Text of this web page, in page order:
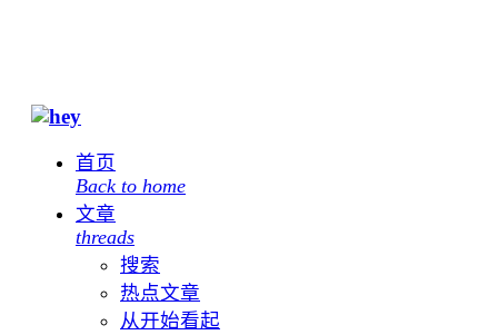
首页
Back to home
文章
threads
搜索
热点文章
从开始看起